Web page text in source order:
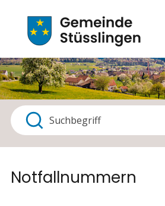
Suchbegriff
Suche starten
Notfallnummern